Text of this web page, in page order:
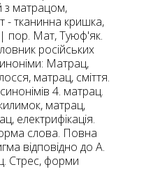
з матрацом,
- тканинна кришка,
пор. Мат, Туюф'як.
російських
Матрац,
матрац, сміття.
4. матрац.
матрац,
електрифікація.
слова. Повна
відповідно до А.
Стрес, форми